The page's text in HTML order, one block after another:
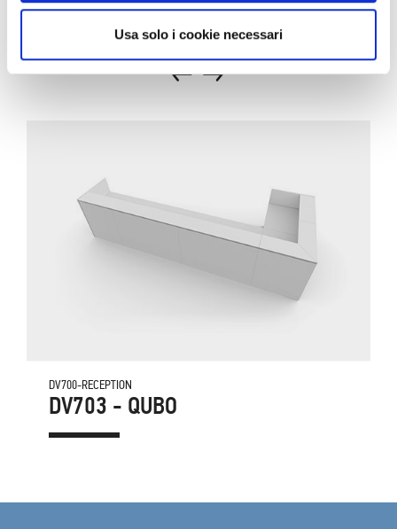
Usa solo i cookie necessari
CORRELATI
DV700-RECEPTION
DV703 - QUBO